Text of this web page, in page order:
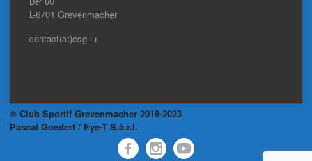
L-6701 Grevenmacher
contact(at)csg.lu
© Club Sportif Grevenmacher 2019-2023
Pascal Goedert / Eye-T S.à.r.l.